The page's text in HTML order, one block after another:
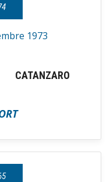
1973
CATANZARO